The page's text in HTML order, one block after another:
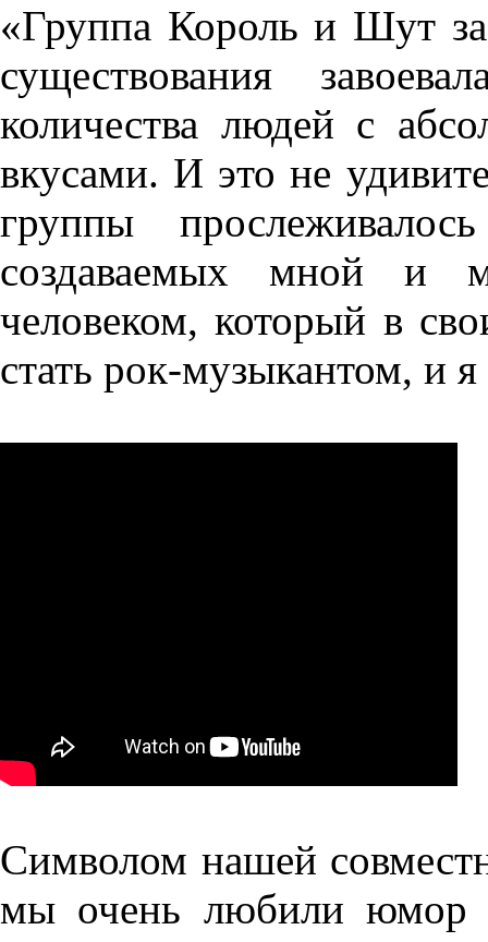
«Группа Король и Шут
существования
количества людей с
вкусами. И это не
группы
создаваемых мной и
человеком, который в
стать рок-музыкантом, и
Символом нашей
мы очень любили юмор